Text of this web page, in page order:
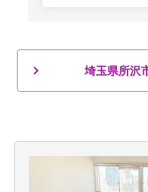
埼玉県所沢